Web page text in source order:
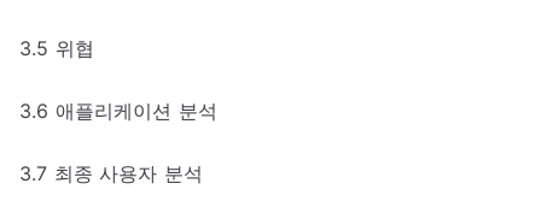
3.5 위협
3.6 애플리케이션 분석
3.7 최종 사용자 분석